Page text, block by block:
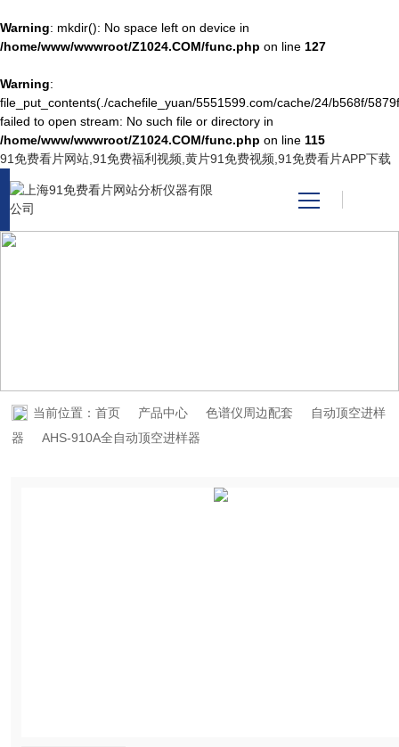
Warning: mkdir(): No space left on device in
/home/www/wwwroot/Z1024.COM/func.php on line 127
Warning:
file_put_contents(./cachefile_yuan/5551599.com/cache/24/b568f/
failed to open stream: No such file or directory in
/home/www/wwwroot/Z1024.COM/func.php on line 115
91免费看片网站,91免费福利视频,黄片91免费视频,91免费看片APP下载
产品中心
关于91免费看片网站
资料下载
当前位置：首页 产品中心 色谱仪周边配套
自动顶空进样
器
AHS-910A全自动顶空进样器